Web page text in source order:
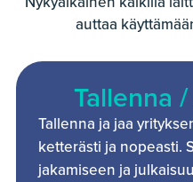
auttaa
Tallenna
Tallenna ja jaa
ketterästi ja nopeasti.
jakamiseen ja